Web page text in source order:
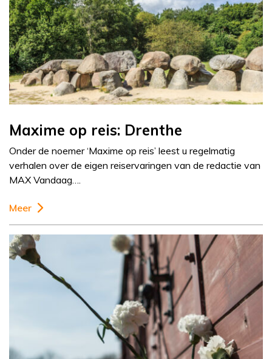
Maxime op reis: Drenthe
Onder de noemer ‘Maxime op reis’ leest u regelmatig
verhalen over de eigen reiservaringen van de redactie van
MAX Vandaag….
Meer